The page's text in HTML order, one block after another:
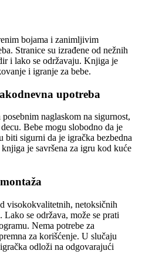
bojama i zanimljivim
Stranice su izrađene od nežnih
i lako se održavaju. Knjiga je
i igranje za bebe.
upotreba
naglaskom na sigurnost,
Bebe mogu slobodno da je
sigurni da je igračka bezbedna
je savršena za igru kod kuće
visokokvalitetnih, netoksičnih
se održava, može se prati
Nema potrebe za
za korišćenje. U slučaju
odloži na odgovarajući